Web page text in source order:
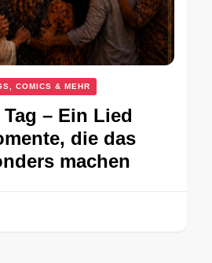
COMICS & MEHR
– Ein Lied
die das
machen